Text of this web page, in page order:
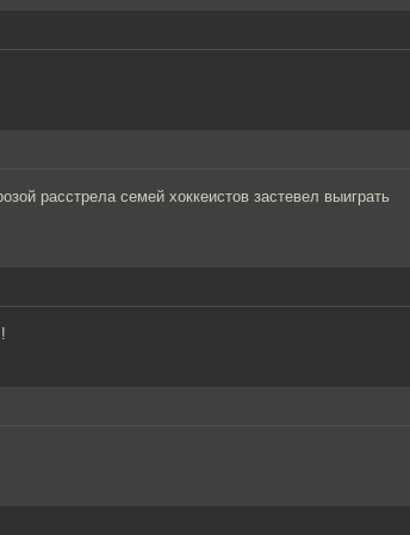
расстрела семей хоккеистов застевел выиграть